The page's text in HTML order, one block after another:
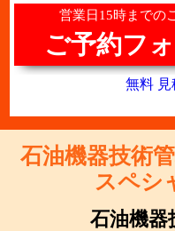
営業日15時までの
ご予約フ
無料 見
石油機器技術
スペシ
石油機器